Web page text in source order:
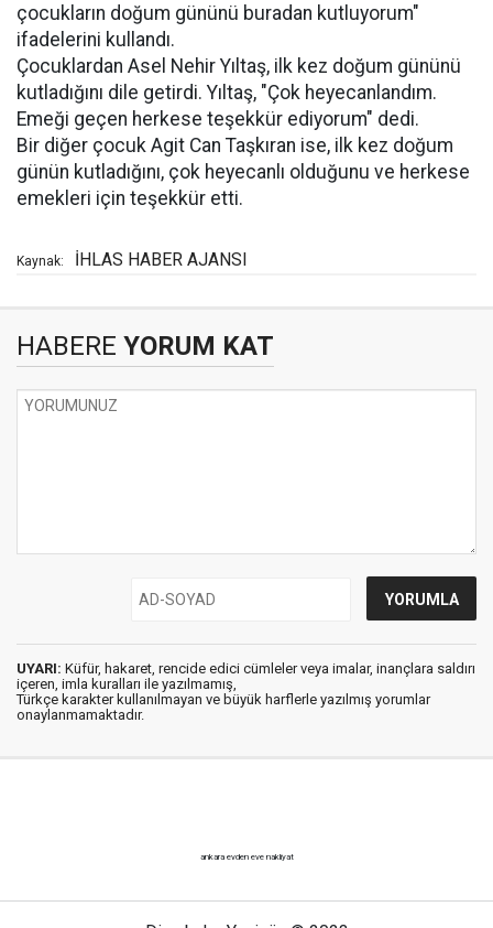
çocukların doğum gününü buradan kutluyorum"
ifadelerini kullandı.
Çocuklardan Asel Nehir Yıltaş, ilk kez doğum gününü
kutladığını dile getirdi. Yıltaş, "Çok heyecanlandım.
Emeği geçen herkese teşekkür ediyorum" dedi.
Bir diğer çocuk Agit Can Taşkıran ise, ilk kez doğum
günün kutladığını, çok heyecanlı olduğunu ve herkese
emekleri için teşekkür etti.
Kaynak: İHLAS HABER AJANSI
HABERE YORUM KAT
UYARI: Küfür, hakaret, rencide edici cümleler veya imalar, inançlara saldırı
içeren, imla kuralları ile yazılmamış,
Türkçe karakter kullanılmayan ve büyük harflerle yazılmış yorumlar
onaylanmamaktadır.
ankara evden eve nakliyat